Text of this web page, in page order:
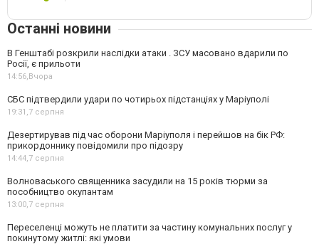
Останні новини
В Генштабі розкрили наслідки атаки . ЗСУ масовано вдарили по
Росії, є прильоти
14:56,Вчора
СБС підтвердили удари по чотирьох підстанціях у Маріуполі
19:31,7 серпня
Дезертирував під час оборони Маріуполя і перейшов на бік РФ:
прикордоннику повідомили про підозру
14:44,7 серпня
Волноваського священника засудили на 15 років тюрми за
пособництво окупантам
13:00,7 серпня
Переселенці можуть не платити за частину комунальних послуг у
покинутому житлі: які умови